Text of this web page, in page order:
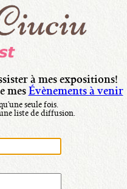
à mes expositions!
mes Évènements à venir
seule fois.
liste de diffusion.